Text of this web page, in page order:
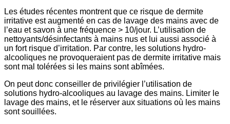
Les études récentes montrent que ce risque de dermite
irritative est augmenté en cas de lavage des mains avec de
l’eau et savon à une fréquence > 10/jour. L’utilisation de
nettoyants/désinfectants à mains nus et lui aussi associé à
un fort risque d’irritation. Par contre, les solutions hydro-
alcooliques ne provoqueraient pas de dermite irritative mais
sont mal tolérées si les mains sont abîmées.
On peut donc conseiller de privilégier l’utilisation de
solutions hydro-alcooliques au lavage des mains. Limiter le
lavage des mains, et le réserver aux situations où les mains
sont souillées.